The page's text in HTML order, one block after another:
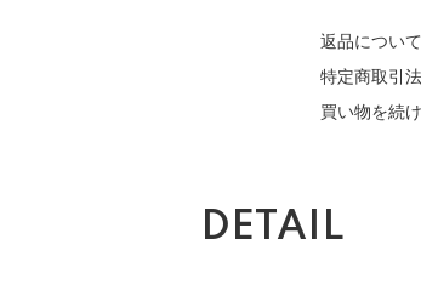
返品について
特定商取引
買い物を続
DETAIL